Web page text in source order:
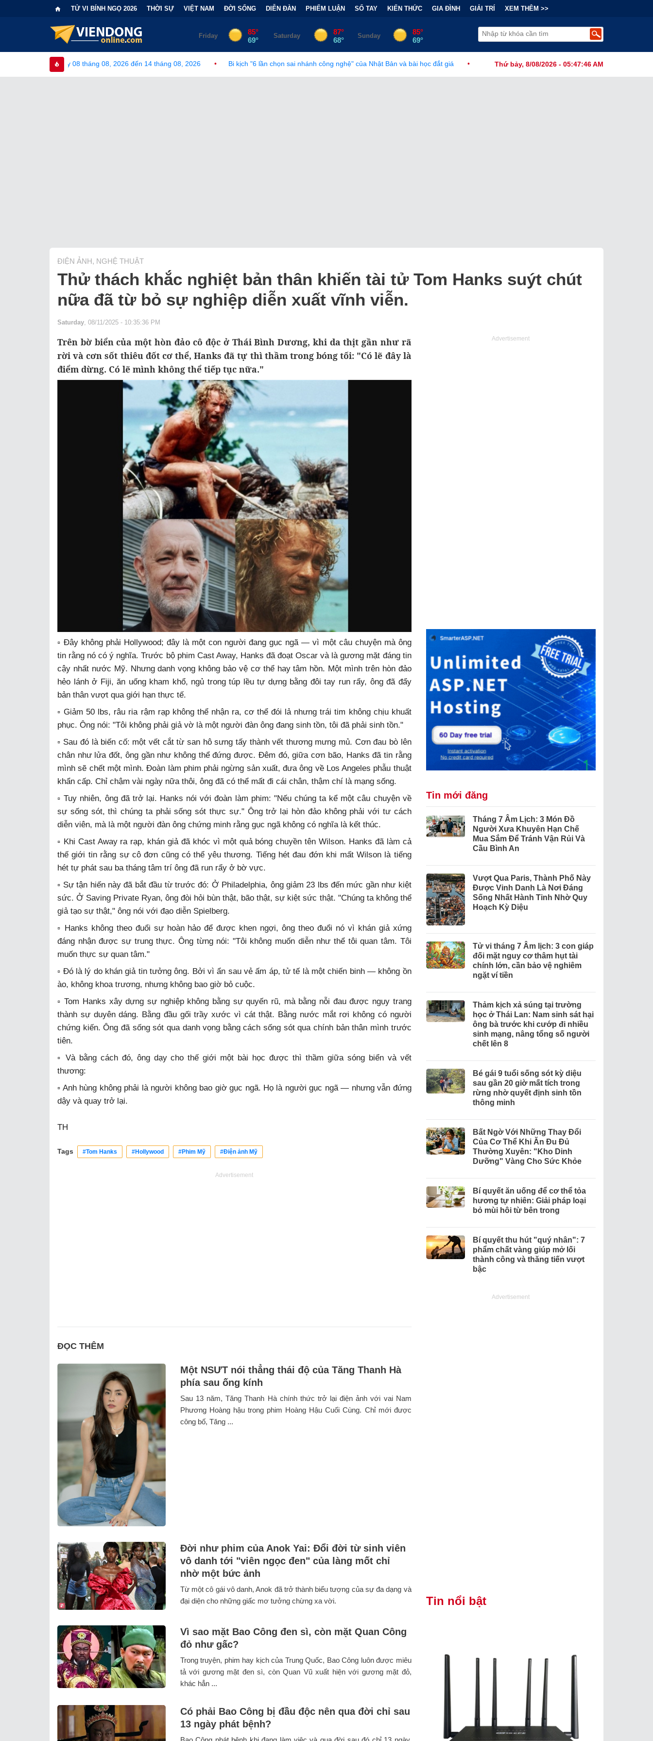
TỬ VI BÍNH NGỌ 2026 THỜI SỰ VIỆT NAM ĐỜI SỐNG DIỄN ĐÀN PHIẾM LUẬN SỔ TAY KIẾN THỨC GIA ĐÌNH GIẢI TRÍ XEM THÊM >>
Thứ bảy, 8/08/2026 - 05:47:47 AM
tháng 08, 2026 đến 14 tháng 08, 2026 • Bi kịch "6 lần chọn sai nhánh công nghệ" của Nhật Bản và bài học đắt giá • Bẫy Tài Chính Đằng Sau "Cơn Sốt" Trà Sữa Nhượng Quyền: Lợi Nhuận Thuộc
ĐIỆN ẢNH, NGHỆ THUẬT
Thử thách khắc nghiệt bản thân khiến tài tử Tom Hanks suýt chút
nữa đã từ bỏ sự nghiệp diễn xuất vĩnh viễn.
Saturday , 08/11/2025 - 10:35:36 PM
Trên bờ biển của một hòn đảo cô độc ở Thái Bình Dương, khi da thịt gần như rã
rời và cơn sốt thiêu đốt cơ thể, Hanks đã tự thì thầm trong bóng tối: "Có lẽ đây là
điểm dừng. Có lẽ mình không thể tiếp tục nữa."
▫️ Đây không phải Hollywood; đây là một con người đang gục ngã — vì một câu chuyện mà ông
tin rằng nó có ý nghĩa. Trước bộ phim Cast Away, Hanks đã đoạt Oscar và là gương mặt đáng tin
cậy nhất nước Mỹ. Nhưng danh vọng không bảo vệ cơ thể hay tâm hồn. Một mình trên hòn đảo
hẻo lánh ở Fiji, ăn uống kham khổ, ngủ trong túp lều tự dựng bằng đôi tay run rẩy, ông đã đẩy
bản thân vượt qua giới hạn thực tế.
▫️ Giảm 50 lbs, râu ria rậm rạp không thể nhận ra, cơ thể đói lả nhưng trái tim không chịu khuất
phục. Ông nói: "Tôi không phải giả vờ là một người đàn ông đang sinh tồn, tôi đã phải sinh tồn."
▫️ Sau đó là biến cố: một vết cắt từ san hô sưng tấy thành vết thương mưng mủ. Cơn đau bò lên
chân như lửa đốt, ông gần như không thể đứng được. Đêm đó, giữa cơn bão, Hanks đã tin rằng
mình sẽ chết một mình. Đoàn làm phim phải ngừng sản xuất, đưa ông về Los Angeles phẫu thuật
khẩn cấp. Chỉ chậm vài ngày nữa thôi, ông đã có thể mất đi cái chân, thậm chí là mạng sống.
▫️ Tuy nhiên, ông đã trở lại. Hanks nói với đoàn làm phim: "Nếu chúng ta kể một câu chuyện về
sự sống sót, thì chúng ta phải sống sót thực sự." Ông trở lại hòn đảo không phải với tư cách
diễn viên, mà là một người đàn ông chứng minh rằng gục ngã không có nghĩa là kết thúc.
▫️ Khi Cast Away ra rạp, khán giả đã khóc vì một quả bóng chuyền tên Wilson. Hanks đã làm cả
thế giới tin rằng sự cô đơn cũng có thể yêu thương. Tiếng hét đau đớn khi mất Wilson là tiếng
hét tự phát sau ba tháng tâm trí ông đã run rẩy ở bờ vực.
▫️ Sự tận hiến này đã bắt đầu từ trước đó: Ở Philadelphia, ông giảm 23 lbs đến mức gần như kiệt
sức. Ở Saving Private Ryan, ông đòi hỏi bùn thật, bão thật, sự kiệt sức thật. "Chúng ta không thể
giả tạo sự thật," ông nói với đạo diễn Spielberg.
▫️ Hanks không theo đuổi sự hoàn hảo để được khen ngợi, ông theo đuổi nó vì khán giả xứng
đáng nhận được sự trung thực. Ông từng nói: "Tôi không muốn diễn như thể tôi quan tâm. Tôi
muốn thực sự quan tâm."
▫️ Đó là lý do khán giả tin tưởng ông. Bởi vì ẩn sau vẻ ấm áp, tử tế là một chiến binh — không ồn
ào, không khoa trương, nhưng không bao giờ bỏ cuộc.
▫️ Tom Hanks xây dựng sự nghiệp không bằng sự quyến rũ, mà bằng nỗi đau được ngụy trang
thành sự duyên dáng. Bằng đầu gối trầy xước vì cát thật. Bằng nước mắt rơi không có người
chứng kiến. Ông đã sống sót qua danh vọng bằng cách sống sót qua chính bản thân mình trước
tiên.
▫️ Và bằng cách đó, ông dạy cho thế giới một bài học được thì thầm giữa sóng biển và vết
thương:
▫️ Anh hùng không phải là người không bao giờ gục ngã. Họ là người gục ngã — nhưng vẫn đứng
dậy và quay trở lại.
TH
Tags #Tom Hanks #Hollywood #Phim Mỹ #Điện ảnh Mỹ
Advertisement
ĐỌC THÊM
Một NSƯT nói thẳng thái độ của Tăng Thanh Hà
phía sau ống kính
Sau 13 năm, Tăng Thanh Hà chính thức trở lại điện ảnh với vai Nam
Phương Hoàng hậu trong phim Hoàng Hậu Cuối Cùng. Chỉ mới được
công bố, Tăng ...
Đời như phim của Anok Yai: Đổi đời từ sinh viên
vô danh tới "viên ngọc đen" của làng mốt chỉ
nhờ một bức ảnh
Từ một cô gái vô danh, Anok đã trở thành biểu tượng của sự đa dạng và
đại diện cho những giấc mơ tưởng chừng xa vời.
Vì sao mặt Bao Công đen sì, còn mặt Quan Công
đỏ như gấc?
Trong truyện, phim hay kịch của Trung Quốc, Bao Công luôn được miêu
tả với gương mặt đen sì, còn Quan Vũ xuất hiện với gương mặt đỏ,
khác hẳn ...
Có phải Bao Công bị đầu độc nên qua đời chỉ sau
13 ngày phát bệnh?
Advertisement
Tin mới đăng
Tháng 7 Âm Lịch: 3 Món Đồ
Người Xưa Khuyên Hạn Chế
Mua Sắm Để Tránh Vận Rủi Và
Cầu Bình An
Vượt Qua Paris, Thành Phố Này
Được Vinh Danh Là Nơi Đáng
Sống Nhất Hành Tinh Nhờ Quy
Hoạch Kỳ Diệu
Tử vi tháng 7 Âm lịch: 3 con giáp
đối mặt nguy cơ thâm hụt tài
chính lớn, cần bảo vệ nghiêm
ngặt ví tiền
Thảm kịch xả súng tại trường
học ở Thái Lan: Nam sinh sát hại
ông bà trước khi cướp đi nhiều
sinh mạng, nâng tổng số người
chết lên 8
Bé gái 9 tuổi sống sót kỳ diệu
sau gần 20 giờ mất tích trong
rừng nhờ quyết định sinh tồn
thông minh
Bất Ngờ Với Những Thay Đổi
Của Cơ Thể Khi Ăn Đu Đủ
Thường Xuyên: "Kho Dinh
Dưỡng" Vàng Cho Sức Khỏe
Bí quyết ăn uống để cơ thể tỏa
hương tự nhiên: Giải pháp loại
bỏ mùi hôi từ bên trong
Bí quyết thu hút "quý nhân": 7
phẩm chất vàng giúp mở lối
thành công và thăng tiến vượt
bậc
Advertisement
Tin nổi bật